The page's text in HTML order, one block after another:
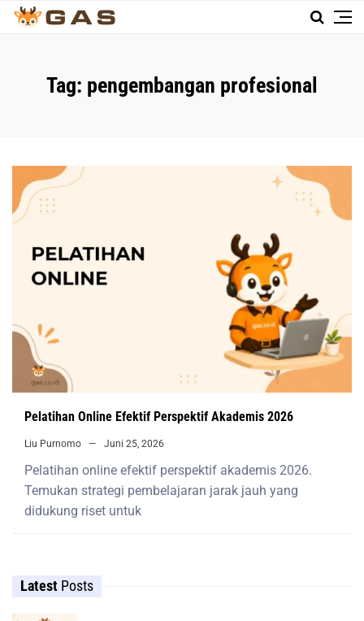
Tag: pengembangan profesional
Pelatihan Online Efektif Perspektif Akademis 2026
Liu Purnomo Juni 25, 2026
Pelatihan online efektif perspektif akademis 2026.
Temukan strategi pembelajaran jarak jauh yang
didukung riset untuk
Latest Posts